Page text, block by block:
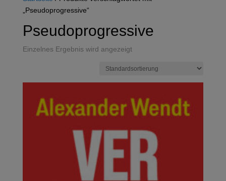
„Pseudoprogressive“
Pseudoprogressive
Einzelnes Ergebnis wird angezeigt